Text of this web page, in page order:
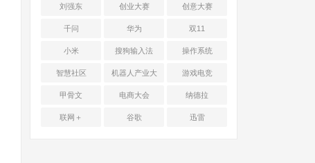
刘强东 创业大赛 创意大赛
千问 华为 双11
小米 搜狗输入法 操作系统
智慧社区 机器人产业大
会
游戏电竞
甲骨文 电商大会 纳德拉
联网＋ 谷歌 迅雷